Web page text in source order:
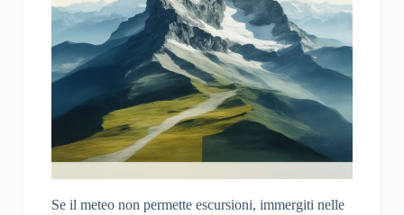
Se il meteo non permette escursioni, immergiti nelle